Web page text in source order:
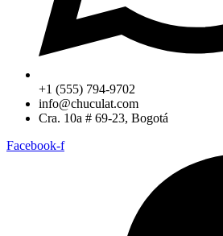
+1 (555) 794-9702
info@chuculat.com
Cra. 10a # 69-23, Bogotá
Facebook-f